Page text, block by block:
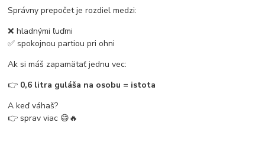
Správny prepočet je rozdiel medzi:
❌ hladnými ľuďmi
✅ spokojnou partiou pri ohni
Ak si máš zapamätať jednu vec:
👉 0,6 litra guláša na osobu = istota
A keď váhaš?
👉 sprav viac 😄🔥